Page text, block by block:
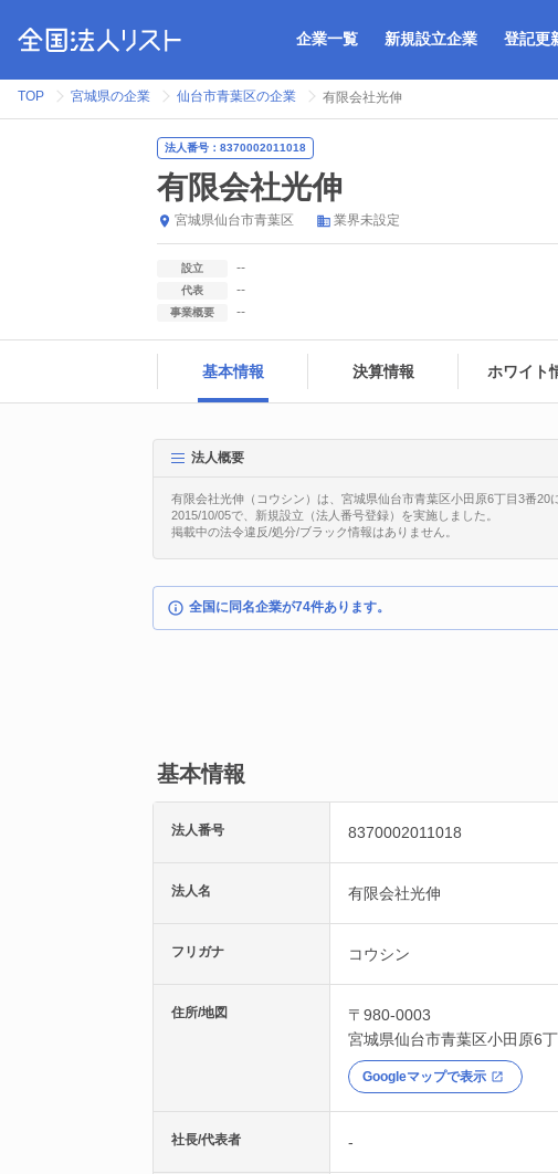
企業一覧 新規設立企業 登記更
TOP 宮城県の企業 仙台市青葉区の企業 有限会社光伸
法人番号：8370002011018
有限会社光伸
宮城県仙台市青葉区 業界未設定
設立 --
代表 --
事業概要 --
基本情報 決算情報 ホワイト
法人概要
有限会社光伸（コウシン）は、宮城県仙台市青葉区小田原6丁目3番
2015/10/05で、新規設立（法人番号登録）を実施しました。
掲載中の法令違反/処分/ブラック情報はありません。
全国に同名企業が74件あります。
基本情報
法人番号 8370002011018
法人名 有限会社光伸
フリガナ コウシン
住所/地図
〒980-0003
宮城県仙台市青葉区小田原6
Googleマップで表示
社長/代表者 -